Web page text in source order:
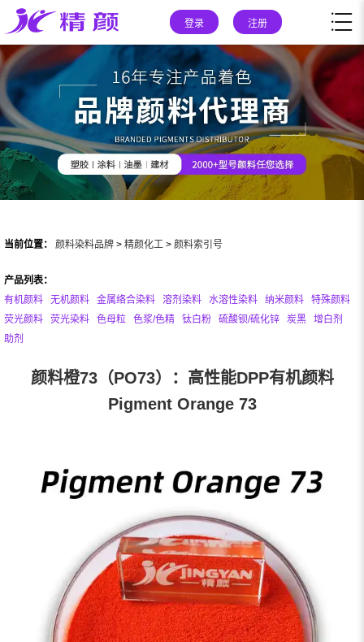
登录 注册
当前位置： 颜料染料品牌 > 精颜化工 > 颜料索引号
产品列表：
有机颜料
无机颜料 金属络合染料 溶剂染料 水溶性染料 纳米颜料
特殊颜料
荧光颜料
荧光染料 色母粒 色浆/色精 钛白粉 硫酸钡/硫化锌 炭黑
增白剂
助剂
颜料橙73（PO73）：高性能DPP有机颜料
Pigment Orange 73